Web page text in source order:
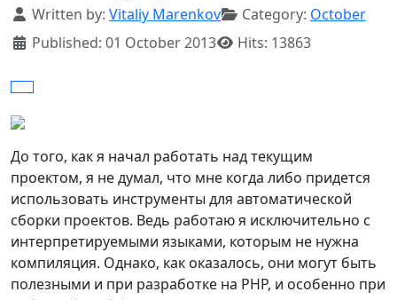
Details
Written by: Vitaliy Marenkov Category: October
Published: 01 October 2013
Hits: 13863
До того, как я начал работать над текущим
проектом, я не думал, что мне когда либо придется
использовать инструменты для автоматической
сборки проектов. Ведь работаю я исключительно с
интерпретируемыми языками, которым не нужна
компиляция. Однако, как оказалось, они могут быть
полезными и при разработке на PHP, и особенно при